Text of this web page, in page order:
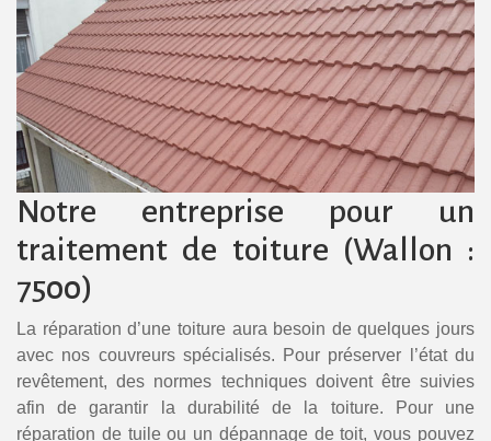
Notre entreprise pour un
traitement de toiture (Wallon :
7500)
La réparation d’une toiture aura besoin de quelques jours
avec nos couvreurs spécialisés. Pour préserver l’état du
revêtement, des normes techniques doivent être suivies
afin de garantir la durabilité de la toiture. Pour une
réparation de tuile ou un dépannage de toit, vous pouvez